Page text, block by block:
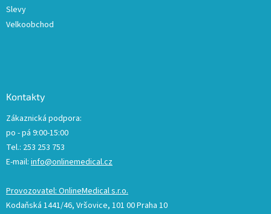
Slevy
Velkoobchod
Kontakty
Zákaznická podpora:
po - pá 9:00-15:00
Tel.: 253 253 753
E-mail: info@onlinemedical.cz
Provozovatel: OnlineMedical s.r.o.
Kodaňská 1441/46, Vršovice, 101 00 Praha 10